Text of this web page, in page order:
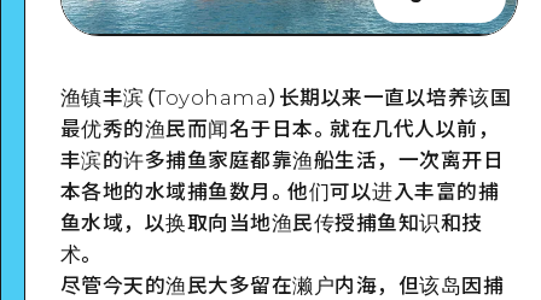
渔镇丰滨（Toyohama）长期以来一直以培养该国
最优秀的渔民而闻名于日本。就在几代人以前，
丰滨的许多捕鱼家庭都靠渔船生活，一次离开日
本各地的水域捕鱼数月。他们可以进入丰富的捕
鱼水域，以换取向当地渔民传授捕鱼知识和技
术。
尽管今天的渔民大多留在濑户内海，但该岛因捕